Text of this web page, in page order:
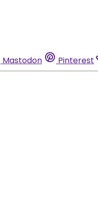
Mastodon Pinterest